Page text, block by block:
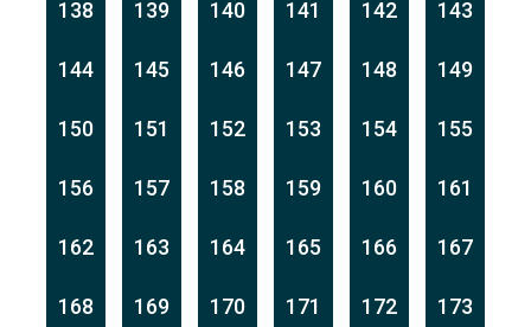
138 139 140 141 142 143
144 145 146 147 148 149
150 151 152 153 154 155
156 157 158 159 160 161
162 163 164 165 166 167
168 169 170 171 172 173